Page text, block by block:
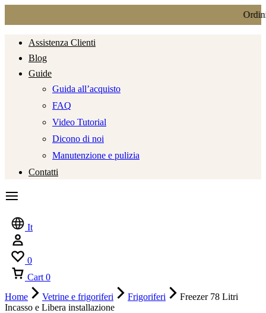
Ordini in partenza
Assistenza Clienti
Blog
Guide
Guida all’acquisto
FAQ
Video Tutorial
Dicono di noi
Manutenzione e pulizia
Contatti
It
0
Cart 0
Home
Vetrine e frigoriferi Frigoriferi
Freezer 78 Litri
Incasso e Libera installazione